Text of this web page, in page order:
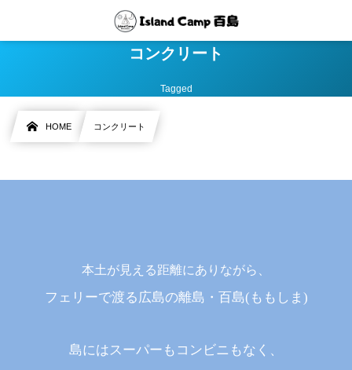
コンクリート
Tagged
HOME コンクリート
本土が見える距離にありながら、
フェリーで渡る広島の離島・百島(ももしま)
島にはスーパーもコンビニもなく、